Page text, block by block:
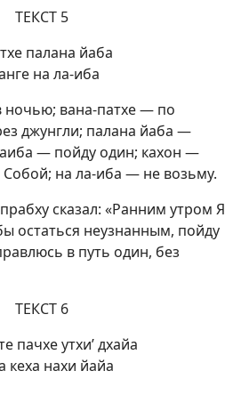
ТЕКСТ 5
палана йаба
на ла-иба
ночью; вана-патхе — по
джунгли; палана йаба —
— пойду один; кахон —
Собой; на ла-иба — не возьму.
сказал: «Ранним утром Я
остаться неузнанным, пойду
в путь один, без
ТЕКСТ 6
пачхе утхи’ дхайа
кеха нахи йайа